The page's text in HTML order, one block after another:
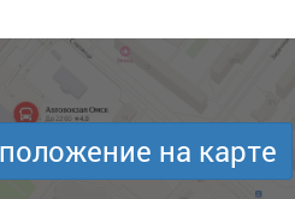
на карте